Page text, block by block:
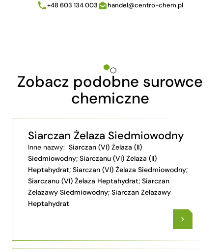
+48 603 134 003 handel@centro-chem.pl
Zobacz podobne surowce
chemiczne
Siarczan Żelaza Siedmiowodny
Inne nazwy: Siarczan (VI) Żelaza (II)
Siedmiowodny; Siarczanu (VI) Żelaza (II)
Heptahydrat; Siarczan (VI) Żelaza Siedmiowodny;
Siarczanu (VI) Żelaza Heptahydrat; Siarczan
Żelazawy Siedmiowodny; Siarczan Żelazawy
Heptahydrat